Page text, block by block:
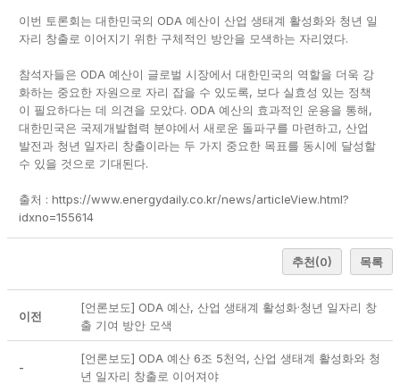
이번 토론회는 대한민국의 ODA 예산이 산업 생태계 활성화와 청년 일
자리 창출로 이어지기 위한 구체적인 방안을 모색하는 자리였다.
참석자들은 ODA 예산이 글로벌 시장에서 대한민국의 역할을 더욱 강
화하는 중요한 자원으로 자리 잡을 수 있도록, 보다 실효성 있는 정책
이 필요하다는 데 의견을 모았다. ODA 예산의 효과적인 운용을 통해,
대한민국은 국제개발협력 분야에서 새로운 돌파구를 마련하고, 산업
발전과 청년 일자리 창출이라는 두 가지 중요한 목표를 동시에 달성할
수 있을 것으로 기대된다.
출처 : https://www.energydaily.co.kr/news/articleView.html?
idxno=155614
추천(0) 목록
이전
[언론보도] ODA 예산, 산업 생태계 활성화·청년 일자리 창
출 기여 방안 모색
-
[언론보도] ODA 예산 6조 5천억, 산업 생태계 활성화와 청
년 일자리 창출로 이어져야